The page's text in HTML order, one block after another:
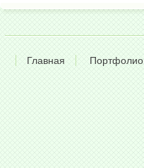
Главная Портфолио